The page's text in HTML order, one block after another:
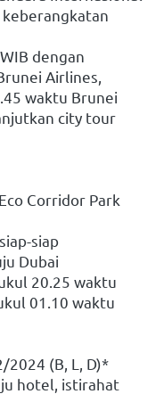
dengan
Airlines,
waktu Brunei
city tour
Corridor Park
siap
Dubai
20.25 waktu
01.10 waktu
2024 (B, L, D)*
hotel, istirahat